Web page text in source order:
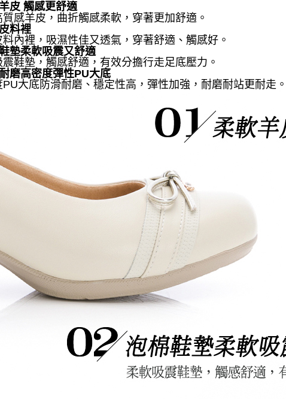
皮 觸感更舒適
感羊皮，曲折觸感柔軟，穿著更加舒適。
料裡
料內裡，吸濕性佳又透氣，穿著舒適、觸感好。
墊柔軟吸震又舒適
鞋墊，觸感舒適，有效分擔行走足底壓力。
磨高密度彈性PU大底
PU大底防滑耐磨、穩定性高，彈性加強，耐磨耐站更耐走。